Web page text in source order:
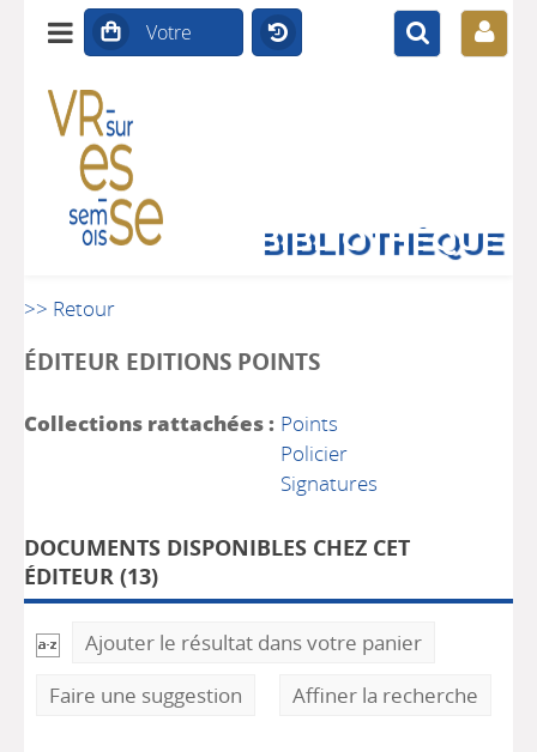
BIBLIOTHÈQUE
>> Retour
ÉDITEUR EDITIONS POINTS
Collections rattachées : Points
Policier
Signatures
DOCUMENTS DISPONIBLES CHEZ CET
ÉDITEUR (13)
Ajouter le résultat dans votre panier
Faire une suggestion
Affiner la recherche